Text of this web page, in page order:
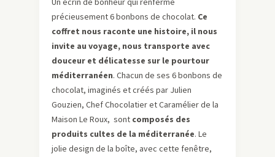
précieusement 6 bonbons de chocolat. Ce
coffret nous raconte une histoire, il nous
invite au voyage, nous transporte avec
douceur et délicatesse sur le pourtour
méditerranéen. Chacun de ses 6 bonbons de
chocolat, imaginés et créés par Julien
Gouzien, Chef Chocolatier et Caramélier de la
Maison Le Roux, sont composés des
produits cultes de la méditerranée. Le
jolie design de la boîte, avec cette fenêtre,